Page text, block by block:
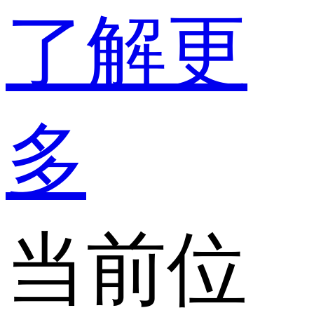
了解更
多
当前位